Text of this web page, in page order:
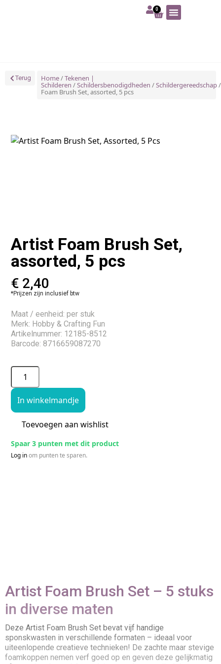
0
Terug Home/Tekenen |
Schilderen /Schildersbenodigdheden /Schildergereedschap
Foam Brush Set, assorted, 5 pcs
Artist Foam Brush Set,
assorted, 5 pcs
€ 2,40
*Prijzen zijn inclusief btw
Maat / eenheid: per stuk
Merk: Hobby & Crafting Fun
Artikelnummer: 12185-8512
Barcode: 8716659087270
In winkelmandje
Toevoegen aan wishlist
Spaar 3 punten met dit product
Log inom punten te sparen.
Artist Foam Brush Set – 5 stuks
in diverse maten
Deze Artist Foam Brush Set bevat vijf handige
sponskwasten in verschillende formaten – ideaal voor
uiteenlopende creatieve technieken! De zachte maar stevige
foamkoppen nemen verf goed op en geven deze gelijkmatig